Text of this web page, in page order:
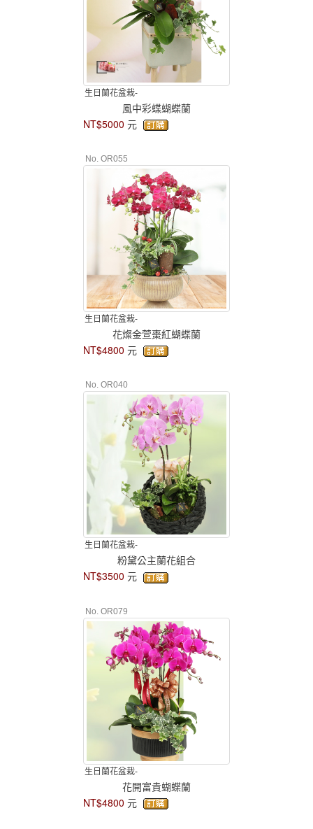
生日蘭花盆栽-
風中彩蝶蝴蝶蘭
NT$5000 元
No. OR055
生日蘭花盆栽-
花燦金萱棗紅蝴蝶蘭
NT$4800 元
No. OR040
生日蘭花盆栽-
粉黛公主蘭花組合
NT$3500 元
No. OR079
生日蘭花盆栽-
花開富貴蝴蝶蘭
NT$4800 元